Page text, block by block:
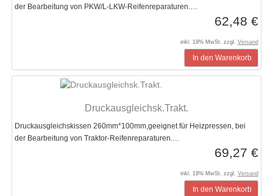
der Bearbeitung von PKW/L-LKW-Reifenreparaturen.…
62,48 €
inkl. 19% MwSt. zzgl. Versand
In den Warenkorb
Druckausgleichsk.Trakt.
Druckausgleichskissen 260mm*100mm,geeignet für Heizpressen, bei
der Bearbeitung von Traktor-Reifenreparaturen.…
69,27 €
inkl. 19% MwSt. zzgl. Versand
In den Warenkorb